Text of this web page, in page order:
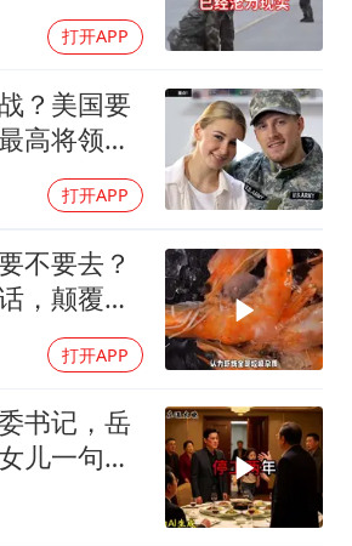
打开APP
？美国要
高将领：
打开APP
不要去？
，颠覆你
打开APP
书记，岳
儿一句话